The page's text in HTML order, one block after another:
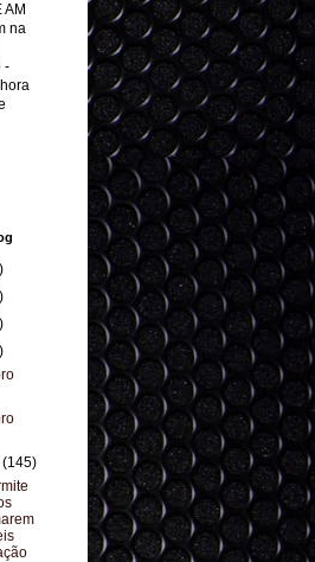
AM
na
-
(145)